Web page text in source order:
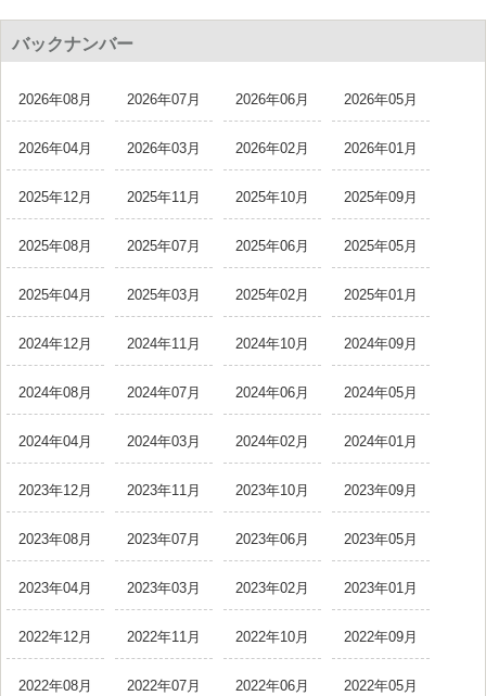
バックナンバー
2026年08月 2026年07月 2026年06月 2026年05月
2026年04月 2026年03月 2026年02月 2026年01月
2025年12月 2025年11月 2025年10月 2025年09月
2025年08月 2025年07月 2025年06月 2025年05月
2025年04月 2025年03月 2025年02月 2025年01月
2024年12月 2024年11月 2024年10月 2024年09月
2024年08月 2024年07月 2024年06月 2024年05月
2024年04月 2024年03月 2024年02月 2024年01月
2023年12月 2023年11月 2023年10月 2023年09月
2023年08月 2023年07月 2023年06月 2023年05月
2023年04月 2023年03月 2023年02月 2023年01月
2022年12月 2022年11月 2022年10月 2022年09月
2022年08月 2022年07月 2022年06月 2022年05月